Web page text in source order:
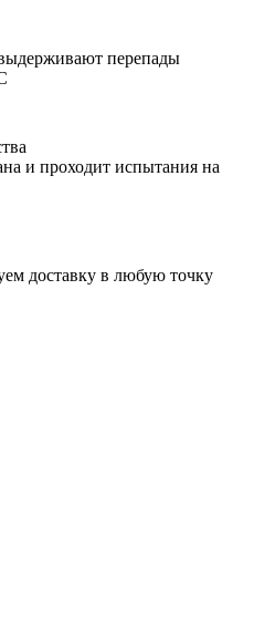
перепады
и проходит испытания на
доставку в любую точку